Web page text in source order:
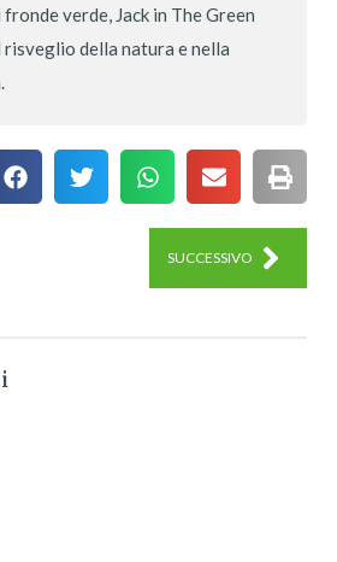
verde, Jack in The Green
risveglio della natura e nella
SUCCESSIVO